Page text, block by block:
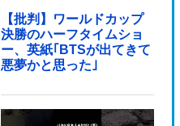
【批判】ワールドカップ
決勝のハーフタイムショ
ー、英紙｢BTSが出てきて
悪夢かと思った｣